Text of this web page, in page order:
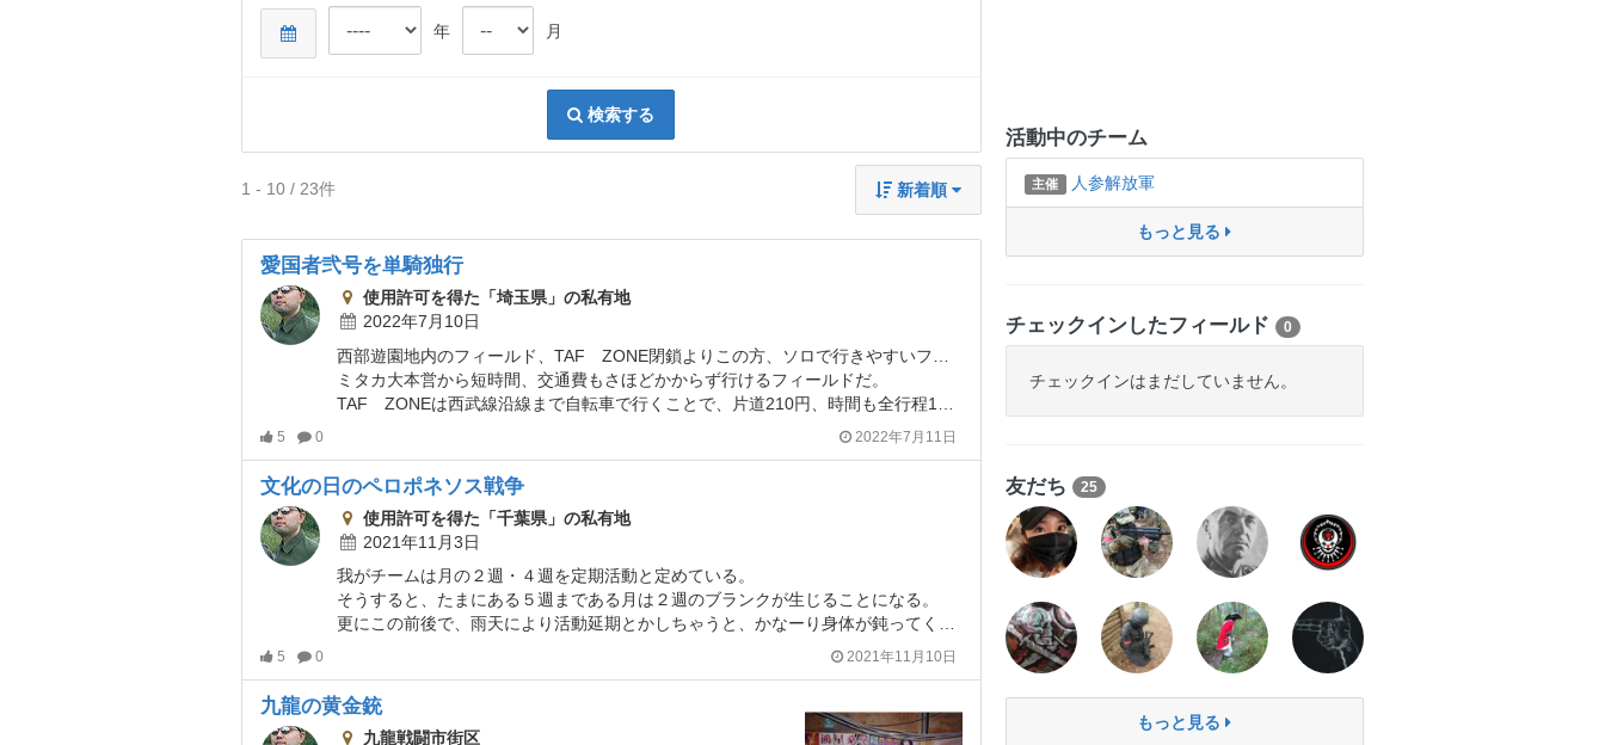
年 月
検索する
1 - 10 / 23件 新着順
愛国者弐号を単騎独行
使用許可を得た「埼玉県」の私有地
2022年7月10日
ミタカ大本営から短時間、交通費もさほどかからず行けるフィールドだ。
TAF ZONEは西武線沿線まで自転車で行くことで、片道210円、時間も全行程1時間半程度で行けたからね。
5 0 2022年7月11日
文化の日のペロポネソス戦争
使用許可を得た「千葉県」の私有地
2021年11月3日
我がチームは月の２週・４週を定期活動と定めている。
そうすると、たまにある５週まである月は２週のブランクが生じることになる。
更にこの前後で、雨天により活動延期とかしちゃうと、かなーり身体が鈍ってくる。
5 0 2021年11月10日
九龍の黄金銃
九龍戦闘市街区
活動中のチーム
主催 人参解放軍
もっと見る
チェックインしたフィールド 0
チェックインはまだしていません。
友だち 25
もっと見る